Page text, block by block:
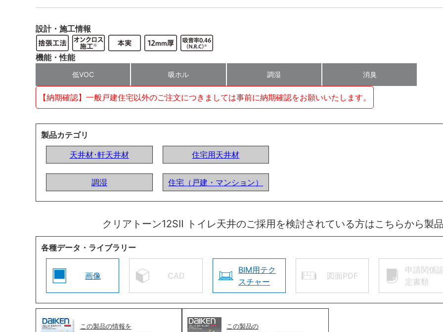
設計・施工情報
機能・性能
低VOC 吸ホル 調湿 消臭
【納期確認】一般戸建住宅以外のご注文につきましては事前に納期確認をお願いいたします。
製品カテゴリ
天井材･軒天井材
住宅用天井材
調湿 住宅（戸建・マンション）
クリアトーン12SⅡ トイレ天井のご採用を検討されている方はこちらから製
各種データ・ライブラリー
画像 CAD
BIM用テク
スチャー
図面PDF
申請関係
定書類
この製品の情報を この製品の